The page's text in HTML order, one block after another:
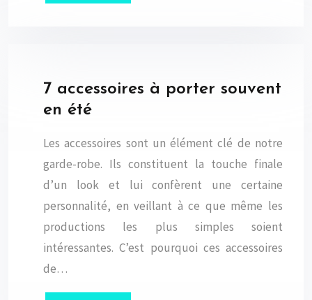
7 accessoires à porter souvent
en été
Les accessoires sont un élément clé de notre
garde-robe. Ils constituent la touche finale
d’un look et lui confèrent une certaine
personnalité, en veillant à ce que même les
productions les plus simples soient
intéressantes. C’est pourquoi ces accessoires
de…